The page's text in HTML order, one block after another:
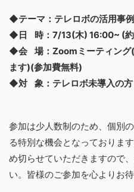
◆テーマ：テレロボの活用事
◆日 時：7/13(木) 16:00~ (約
◆会 場：Zoomミーティング
ます)(参加費無料)
◆対 象：テレロボ未導入の方
参加は少人数制のため、個別
る特別な機会となっておりま
め切らせていただきますので
い。 皆様のご参加を心よりお